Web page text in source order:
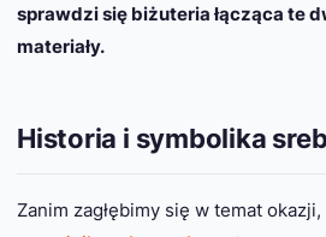
sprawdzi się biżuteria łącząca te
materiały.
Historia i symbolika
Zanim zagłębimy się w temat